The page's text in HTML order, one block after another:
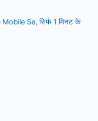
Se, सिर्फ 1 मिनट के